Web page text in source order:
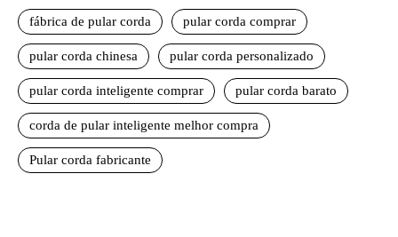
fábrica de pular corda pular corda comprar
pular corda chinesa pular corda personalizado
pular corda inteligente comprar pular corda barato
corda de pular inteligente melhor compra
Pular corda fabricante